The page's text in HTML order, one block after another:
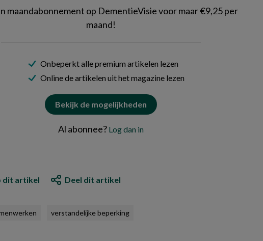
maandabonnement op DementieVisie voor maar €9,25 per
maand!
Onbeperkt alle premium artikelen lezen
Online de artikelen uit het magazine lezen
Bekijk de mogelijkheden
Al abonnee? Log dan in
dit artikel Deel dit artikel
verstandelijke beperking